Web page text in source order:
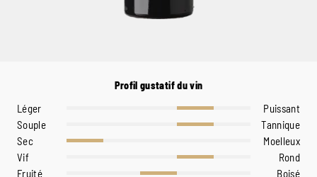
Profil gustatif du vin
Léger
Puissant
Souple
Tannique
Sec
Moelleux
Vif
Rond
Fruité
Boisé